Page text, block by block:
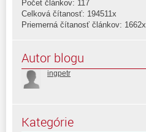
Počet článkov: 117
Celková čítanosť: 194511x
Priemerná čítanosť článkov: 1662x
Autor blogu
ingpetr
Kategórie